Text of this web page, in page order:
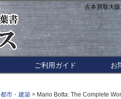
古本買取大
ご利用ガイド お
都市・建築 > Mario Botta: The Complete